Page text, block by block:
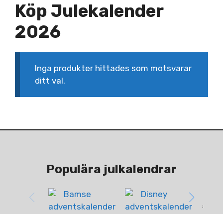
Köp Julekalender
2026
Inga produkter hittades som motsvarar
ditt val.
Populära julkalendrar